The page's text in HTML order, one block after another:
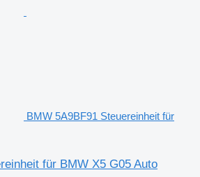
BMW 5A9BF91 Steuereinheit für
für BMW X5 G05 Auto